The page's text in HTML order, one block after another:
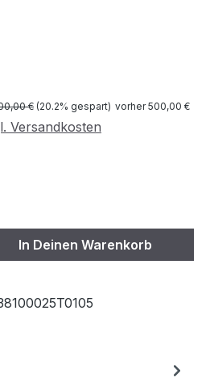
Preis:
€ (20.2% gespart) vorher 500,00 €
Versandkosten
Gib den
In Deinen Warenkorb